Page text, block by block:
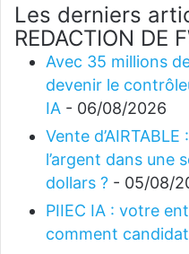
Les derniers
REDACTION DE
Avec 35 millions
devenir le
IA - 06/08/2026
Vente
l’argent dans une
dollars ? - 05/08/
PIIEC IA : votre
comment